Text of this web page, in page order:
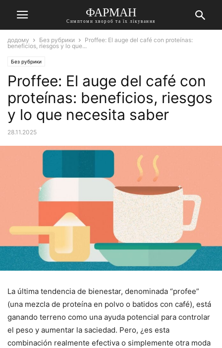
ФАРМАН
Симптоми хвороб та їх лікування
додому Без рубрики
Proffee: El auge del café con proteínas:
beneficios, riesgos y lo que...
Без рубрики
Proffee: El auge del café con
proteínas: beneficios, riesgos
y lo que necesita saber
28.11.2025
La última tendencia de bienestar, denominada “profee”
(una mezcla de proteína en polvo o batidos con café), está
ganando terreno como una ayuda potencial para controlar
el peso y aumentar la saciedad. Pero, ¿es esta
combinación realmente efectiva o simplemente otra moda